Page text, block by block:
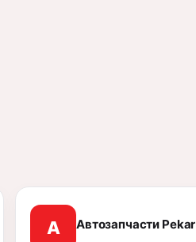
А Автозапчасти Pekar